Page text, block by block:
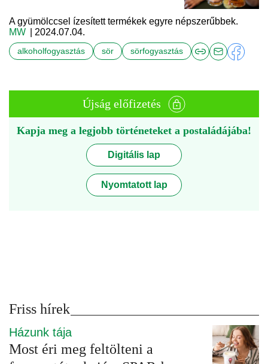
A gyümölccsel ízesített termékek egyre népszerűbbek.
MW
| 2024.07.04.
alkoholfogyasztás sör sörfogyasztás
Újság előfizetés
Kapja meg a legjobb történeteket a postaládájába!
Digitális lap
Nyomtatott lap
Friss hírek
Házunk tája
Most éri meg feltölteni a